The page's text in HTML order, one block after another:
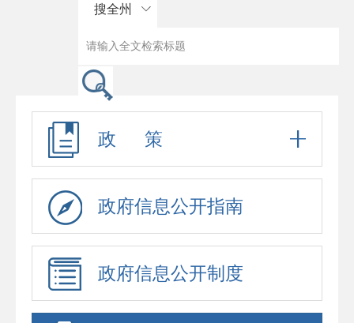
搜全州
政 策
政府信息公开指南
政府信息公开制度